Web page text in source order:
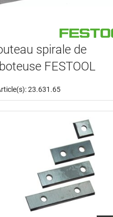
spirale de
FESTOOL
23.631.65